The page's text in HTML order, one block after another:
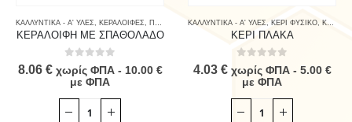
ΚΑΛΛΥΝΤΙΚΑ - Α' ΥΛΕΣ, ΚΕΡΑΛΟΙΦΕΣ, ΠΡΟΙΟΝΤΑ ΜΕΛΙΣΣΑΣ & ΚΑΤΑΝΑΛΩΤΗ
ΚΕΡΑΛΟΙΦΗ ΜΕ ΣΠΑΘΟΛΑΔΟ
out of 5
8.06 € χωρίς ΦΠΑ - 10.00 €
με ΦΠΑ
ΚΑΛΛΥΝΤΙΚΑ - Α' ΥΛΕΣ, ΚΕΡΙ ΦΥΣΙΚΟ, ΚΗΡΗΘΡΕΣ – ΚΕΡΙ
ΚΕΡΙ ΠΛΑΚΑ
out of 5
4.03 € χωρίς ΦΠΑ - 5.00 €
με ΦΠΑ